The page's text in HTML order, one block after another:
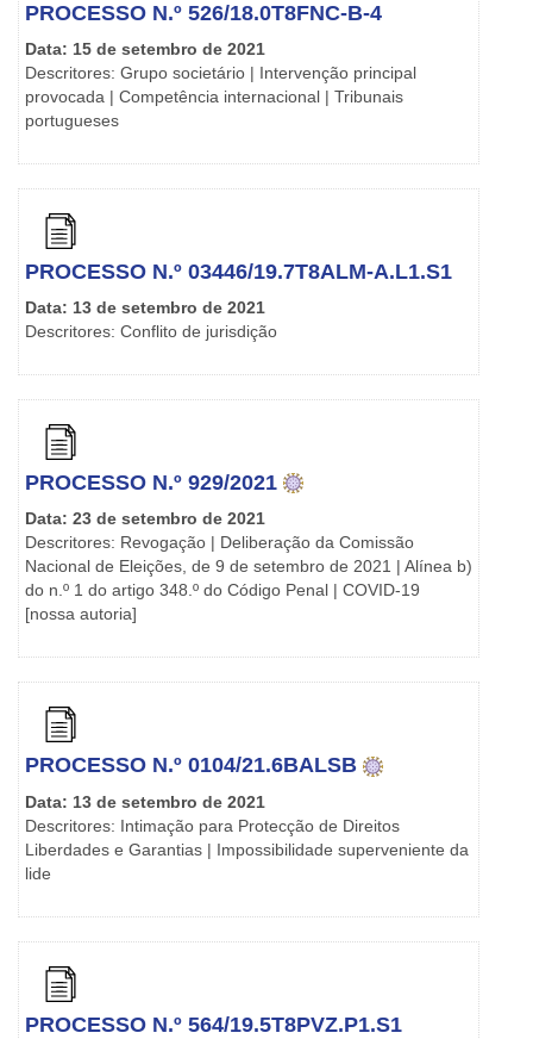
PROCESSO N.º 526/18.0T8FNC-B-4
Data: 15 de setembro de 2021
Descritores: Grupo societário | Intervenção principal
provocada | Competência internacional | Tribunais
portugueses
PROCESSO N.º 03446/19.7T8ALM-A.L1.S1
Data: 13 de setembro de 2021
Descritores: Conflito de jurisdição
PROCESSO N.º 929/2021
Data: 23 de setembro de 2021
Descritores: Revogação | Deliberação da Comissão
Nacional de Eleições, de 9 de setembro de 2021 | Alínea b)
do n.º 1 do artigo 348.º do Código Penal | COVID-19
[nossa autoria]
PROCESSO N.º 0104/21.6BALSB
Data: 13 de setembro de 2021
Descritores: Intimação para Protecção de Direitos
Liberdades e Garantias | Impossibilidade superveniente da
lide
PROCESSO N.º 564/19.5T8PVZ.P1.S1